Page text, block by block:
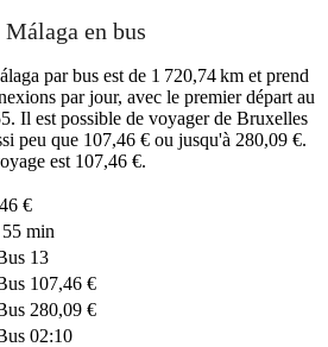
en bus
par bus est de 1 720,74 km et prend
par jour, avec le premier départ au
Il est possible de voyager de Bruxelles
peu que 107,46 € ou jusqu'à 280,09 €.
est 107,46 €.
€
min
13
107,46 €
280,09 €
02:10